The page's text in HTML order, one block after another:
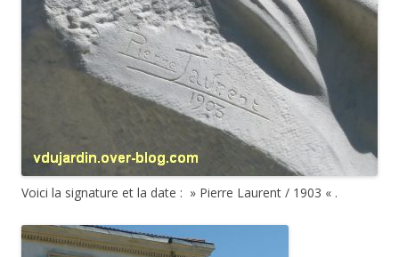
Voici la signature et la date : » Pierre Laurent / 1903 « .